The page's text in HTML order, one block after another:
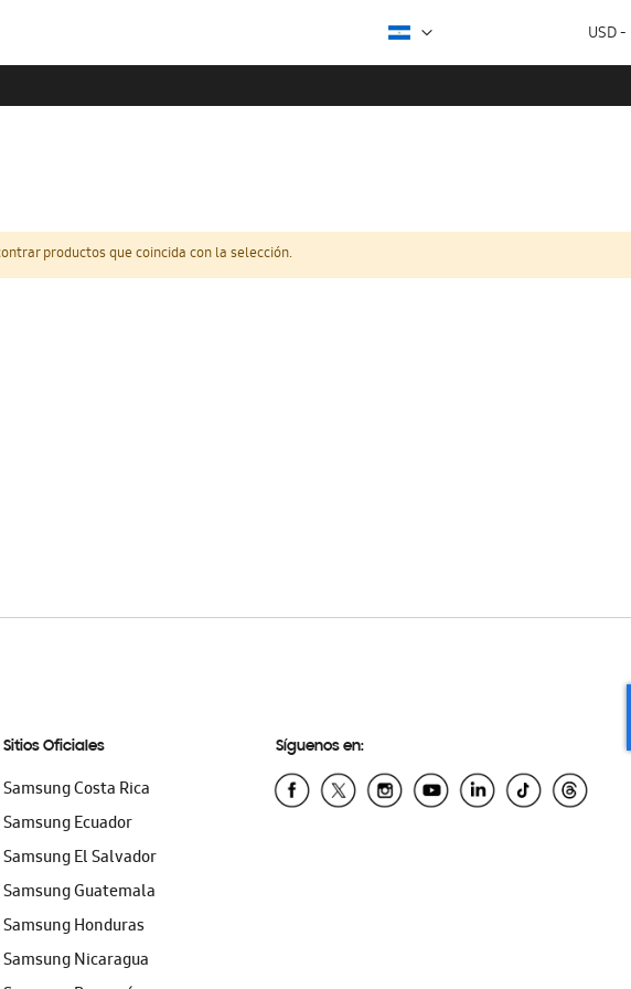
USD -
productos que coincida con la selección.
Sitios Oficiales
Samsung Costa Rica
Samsung Ecuador
Samsung El Salvador
Samsung Guatemala
Samsung Honduras
Samsung Nicaragua
Síguenos en: